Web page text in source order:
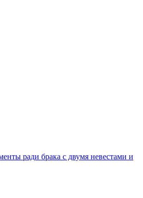
ради брака с двумя невестами и